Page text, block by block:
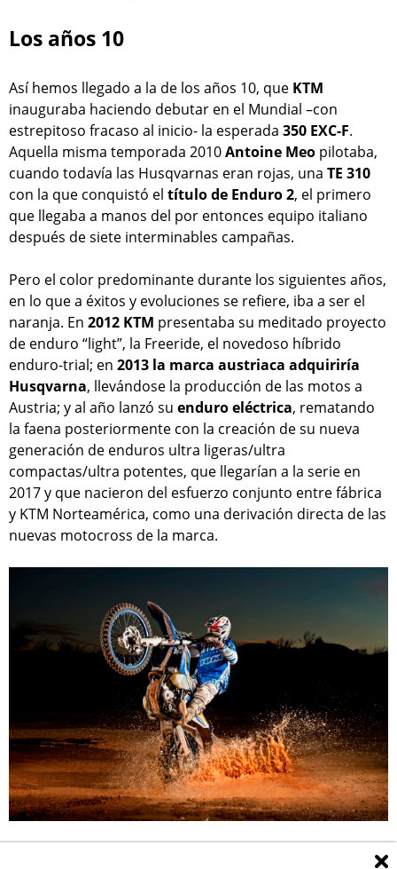
Los años 10
Así hemos llegado a la de los años 10, que KTM
inauguraba haciendo debutar en el Mundial –con
estrepitoso fracaso al inicio- la esperada 350 EXC-F.
Aquella misma temporada 2010Antoine Meo pilotaba,
cuando todavía las Husqvarnas eran rojas, una TE 310
con la que conquistó el título de Enduro 2, el primero
que llegaba a manos del por entonces equipo italiano
después de siete interminables campañas.
Pero el color predominante durante los siguientes años,
en lo que a éxitos y evoluciones se refiere, iba a ser el
naranja. En 2012 KTM presentaba su meditado proyecto
de enduro “light”, la Freeride, el novedoso híbrido
enduro-trial; en 2013 la marca austriaca adquiriría
Husqvarna, llevándose la producción de las motos a
Austria; y al año lanzó su enduro eléctrica, rematando
la faena posteriormente con la creación de su nueva
generación de enduros ultra ligeras/ultra
compactas/ultra potentes, que llegarían a la serie en
2017 y que nacieron del esfuerzo conjunto entre fábrica
y KTM Norteamérica, como una derivación directa de las
nuevas motocross de la marca.
Además la marca austriaca se vuelca en la evocación de